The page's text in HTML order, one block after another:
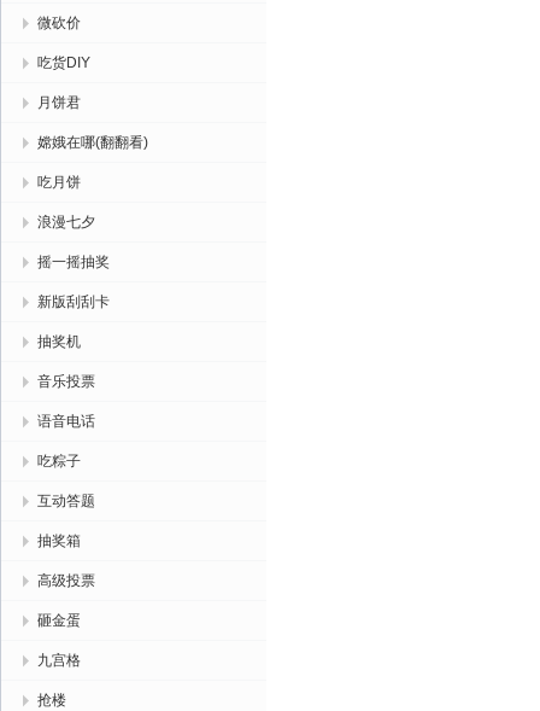
微砍价
吃货DIY
月饼君
嫦娥在哪(翻翻看)
吃月饼
浪漫七夕
摇一摇抽奖
新版刮刮卡
抽奖机
音乐投票
语音电话
吃粽子
互动答题
抽奖箱
高级投票
砸金蛋
九宫格
抢楼